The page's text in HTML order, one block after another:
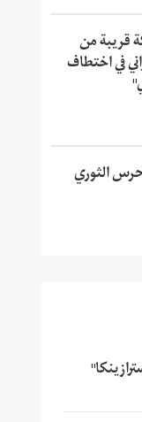
قريبة من
في اختطاف
الثوري